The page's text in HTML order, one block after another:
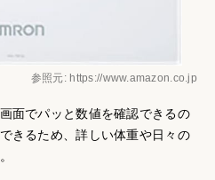
参照元: https://www.amazon.co.jp
面でパッと数値を確認できるの
きるため、詳しい体重や日々の